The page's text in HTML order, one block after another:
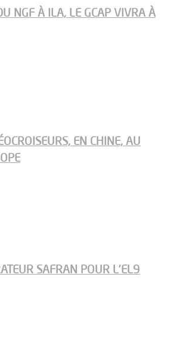
NGF À ILA, LE GCAP VIVRA À
EN CHINE, AU
SAFRAN POUR L’EL9